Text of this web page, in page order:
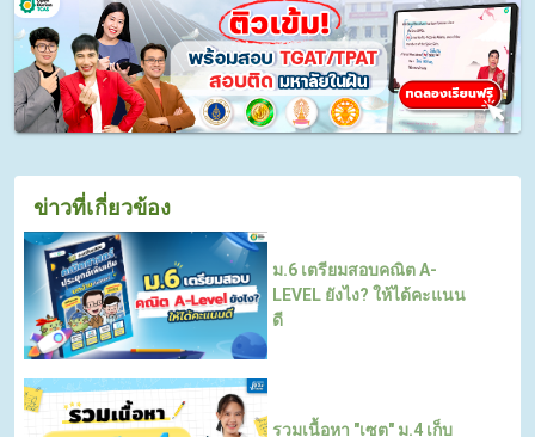
ข่าวที่เกี่ยวข้อง
ม.6 เตรียมสอบคณิต A-
LEVEL ยังไง? ให้ได้คะแนน
ดี
รวมเนื้อหา "เซต" ม.4 เก็บ